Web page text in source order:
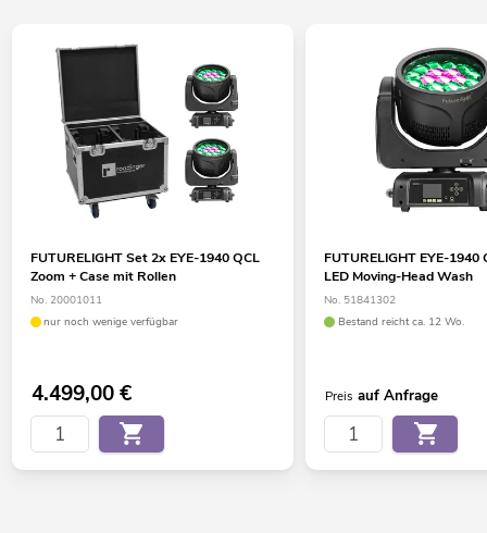
FUTURELIGHT Set 2x EYE-1940 QCL
Zoom + Case mit Rollen
No. 20001011
nur noch wenige verfügbar
4.499,00€
FUTURELIGHT EYE-1940
LED Moving-Head Wash
No. 51841302
Bestand reicht ca. 12 Wo.
Preis auf Anfrage